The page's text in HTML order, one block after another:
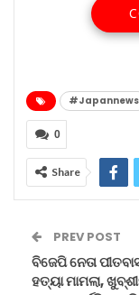
ଆହୁରି
Aug
#Japannews
0
Share
PREV POST
ବିଜେପି ନେତା
ହତ୍ୟା ମାମଲା,